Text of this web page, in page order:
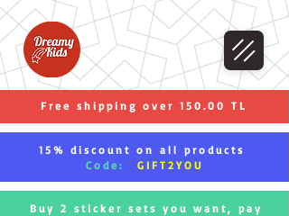
Free shipping over 150.00 TL
15% discount on all products
Code:
GIFT2YOU
Buy 2 sticker sets you want, pay